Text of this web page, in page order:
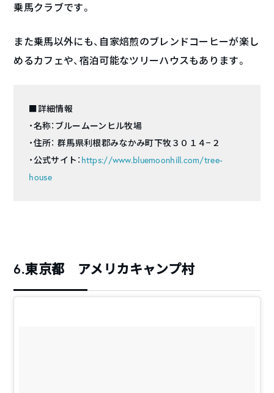
乗馬クラブです。
また乗馬以外にも、自家焙煎のブレンドコーヒーが楽し
めるカフェや、宿泊可能なツリーハウスもあります。
■詳細情報
・名称：ブルームーンヒル牧場
・住所： 群馬県利根郡みなかみ町下牧３０１４−２
・公式サイト： https://www.bluemoonhill.com/tree-
house
6.東京都 アメリカキャンプ村